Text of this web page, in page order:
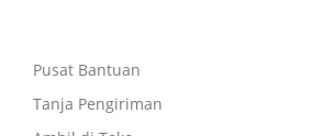
Pusat Bantuan
Tanja Pengiriman